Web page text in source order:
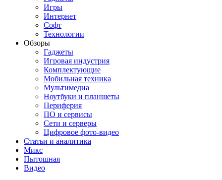
Игры
Интернет
Софт
Технологии
Обзоры
Гаджеты
Игровая индустрия
Комплектующие
Мобильная техника
Мультимедиа
Ноутбуки и планшеты
Периферия
ПО и сервисы
Сети и серверы
Цифровое фото-видео
Статьи и аналитика
Микс
Пытошная
Видео